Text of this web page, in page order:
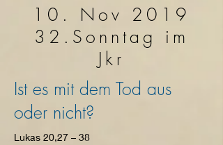
10. Nov 2019
32.Sonntag im
Jkr
Ist es mit dem Tod aus
oder nicht?
Lukas 20,27 – 38